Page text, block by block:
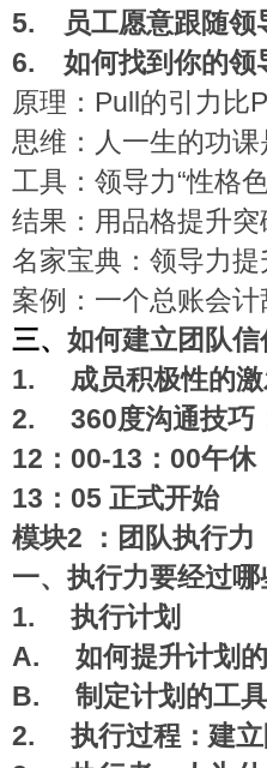
5.
员工愿意跟随领
6. 如何找到你的领
原理：Pull的引力比
思维：人一生的功课
工具：领导力“性格
结果：用品格提升
名家宝典：领导力
案例：一个总账会
三、 如何建立团队
1. 成员积极性的
2. 360度沟通技巧
12 ：00-13：00午休
13 ：05 正式开始
模块2 ：团队执行力
一、 执行力要经过哪
1. 执行计划
A. 如何提升计划
B. 制定计划的工
2. 执行过程：建